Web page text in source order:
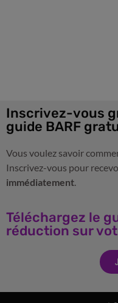
Inscrivez-vous
guide BARF
Vous voulez savoir
Inscrivez-vous pour
immédiatement.
Téléchargez le
réduction sur